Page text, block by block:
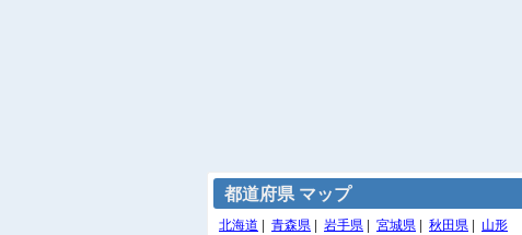
都道府県 マップ
北海道 青森県 岩手県 宮城県 秋田県
山形